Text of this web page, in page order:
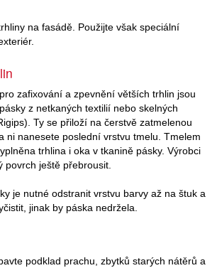
na fasádě. Použijte však speciální
zafixování a zpevnění větších trhlin jsou
z netkaných textilií nebo skelných
Ty se přiloží na čerstvě zatmelenou
ni nanesete poslední vrstvu tmelu. Tmelem
trhlina i oka v tkanině pásky. Výrobci
povrch ještě přebrousit.
je nutné odstranit vrstvu barvy až na štuk a
jinak by páska nedržela.
podklad prachu, zbytků starých nátěrů a